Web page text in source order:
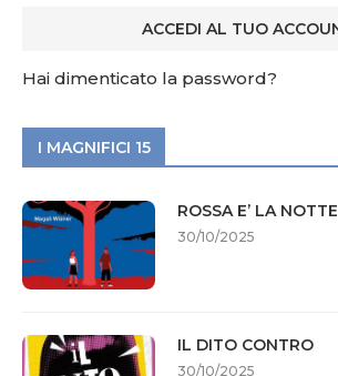
Hai dimenticato la password?
I MAGNIFICI 15
ROSSA E’ LA NOTTE
30/10/2025
IL DITO CONTRO
30/10/2025